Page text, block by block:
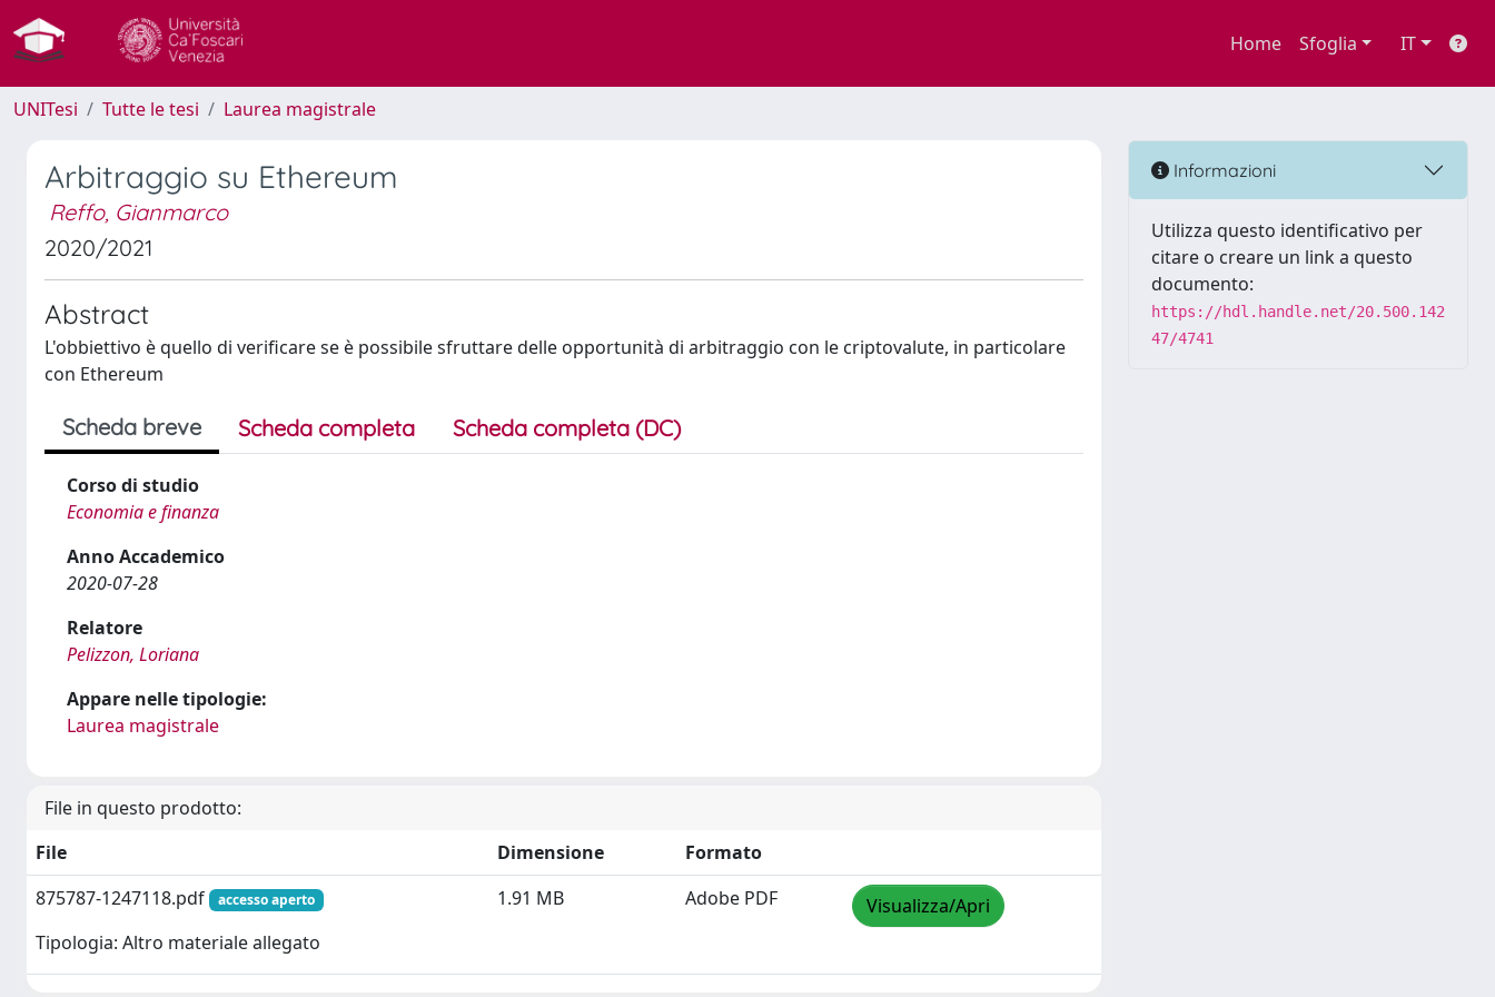
Home Sfoglia IT
UNITesi Tutte le tesi Laurea magistrale
Arbitraggio su Ethereum
Reffo, Gianmarco
2020/2021
Abstract
L'obbiettivo è quello di verificare se è possibile sfruttare delle opportunità di arbitraggio con le criptovalute, in particolare
con Ethereum
Scheda breve Scheda completa Scheda completa (DC)
Corso di studio
Economia e finanza
Anno Accademico
2020-07-28
Relatore
Pelizzon, Loriana
Appare nelle tipologie:
Laurea magistrale
File in questo prodotto:
File
Dimensione
Formato
875787-1247118.pdf
accesso aperto
Tipologia: Altro materiale allegato
1.91 MB Adobe PDF Visualizza/Apri
Informazioni
Utilizza questo identificativo per
citare o creare un link a questo
documento:
https://hdl.handle.net/20.500.142
47/4741